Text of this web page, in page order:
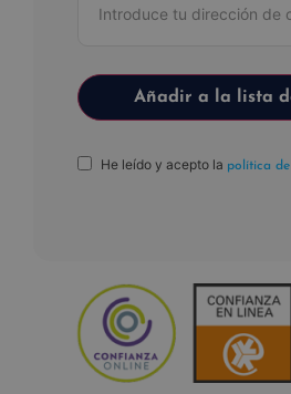
He leído y acepto la política